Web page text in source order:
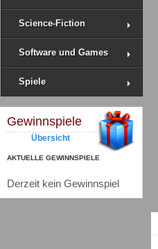
Science-Fiction
Software und Games
Spiele
Gewinnspiele
Übersicht
AKTUELLE GEWINNSPIELE
Derzeit kein Gewinnspiel